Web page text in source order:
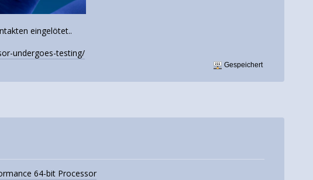
eingelötet..
undergoes-testing/
Gespeichert
64-bit Processor